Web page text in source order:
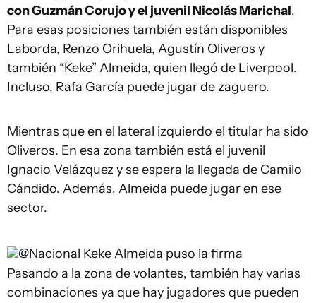
con Guzmán Corujo y el juvenil Nicolás Marichal.
Para esas posiciones también están disponibles
Laborda, Renzo Orihuela, Agustín Oliveros y
también “Keke” Almeida, quien llegó de Liverpool.
Incluso, Rafa García puede jugar de zaguero.
Mientras que en el lateral izquierdo el titular ha sido
Oliveros. En esa zona también está el juvenil
Ignacio Velázquez y se espera la llegada de Camilo
Cándido. Además, Almeida puede jugar en ese
sector.
@Nacional Keke Almeida puso la firma
Pasando a la zona de volantes, también hay varias
combinaciones ya que hay jugadores que pueden